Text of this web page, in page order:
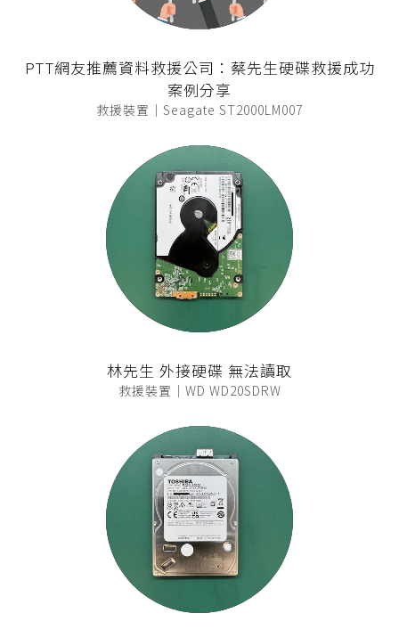
PTT網友推薦資料救援公司：蔡先生硬碟救援成功
案例分享
救援裝置｜Seagate ST2000LM007
林先生 外接硬碟 無法讀取
救援裝置｜WD WD20SDRW